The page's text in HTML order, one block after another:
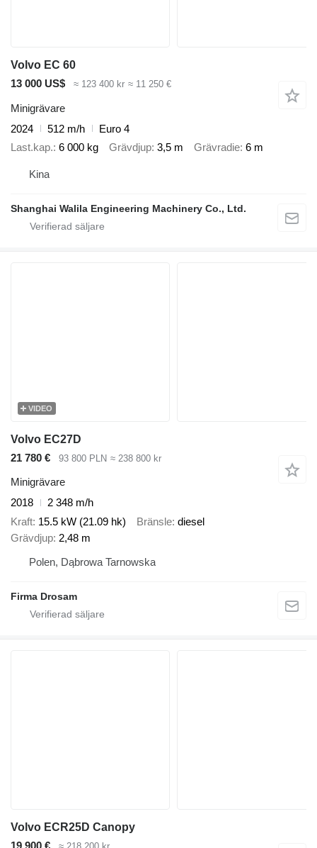
Volvo EC 60
13 000 US$
≈ 123 400 kr ≈ 11 250 €
Minigrävare
2024
512 m/h
Euro 4
Last.kap. 6 000 kg Grävdjup 3,5 m Grävradie 6 m
Kina
Shanghai Walila Engineering Machinery Co., Ltd.
VIDEO
Volvo EC27D
21 780 €
93 800 PLN ≈ 238 800 kr
Minigrävare
2018
2 348 m/h
Kraft 15.5 kW (21.09 hk) Bränsle diesel
Grävdjup 2,48 m
Polen, Dąbrowa Tarnowska
Firma Drosam
Volvo ECR25D Canopy
19 900 €